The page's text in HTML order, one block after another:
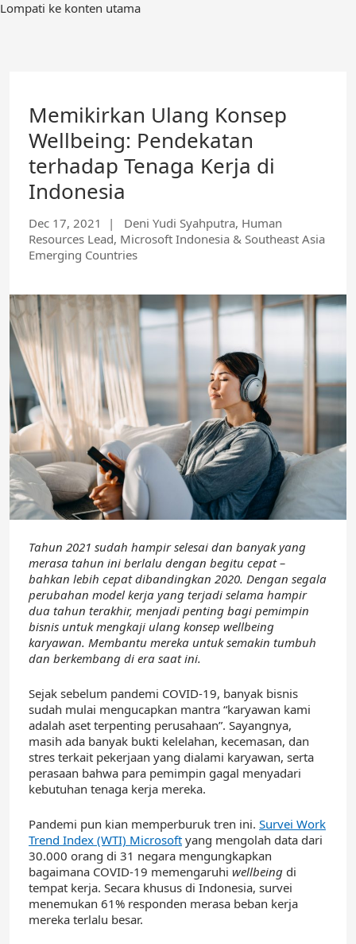
Lompati ke konten utama
Memikirkan Ulang Konsep
Wellbeing: Pendekatan
terhadap Tenaga Kerja di
Indonesia
Dec 17, 2021
| Deni Yudi Syahputra, Human
Resources Lead, Microsoft Indonesia & Southeast Asia
Emerging Countries
Tahun 2021 sudah hampir selesai dan banyak yang
merasa tahun ini berlalu dengan begitu cepat –
bahkan lebih cepat dibandingkan 2020. Dengan segala
perubahan model kerja yang terjadi selama hampir
dua tahun terakhir, menjadi penting bagi pemimpin
bisnis untuk mengkaji ulang konsep wellbeing
karyawan. Membantu mereka untuk semakin tumbuh
dan berkembang di era saat ini.
Sejak sebelum pandemi COVID-19, banyak bisnis
sudah mulai mengucapkan mantra “karyawan kami
adalah aset terpenting perusahaan”. Sayangnya,
masih ada banyak bukti kelelahan, kecemasan, dan
stres terkait pekerjaan yang dialami karyawan, serta
perasaan bahwa para pemimpin gagal menyadari
kebutuhan tenaga kerja mereka.
Pandemi pun kian memperburuk tren ini. Survei Work
Trend Index (WTI) Microsoft yang mengolah data dari
30.000 orang di 31 negara mengungkapkan
bagaimana COVID-19 memengaruhi wellbeing di
tempat kerja. Secara khusus di Indonesia, survei
menemukan 61% responden merasa beban kerja
mereka terlalu besar.